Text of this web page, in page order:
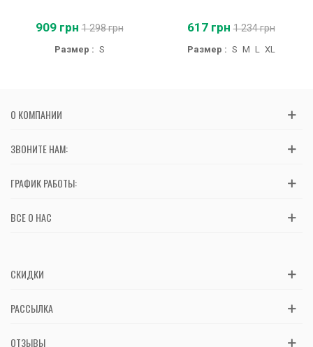
909 грн 1 298 грн
Размер : S
617 грн 1 234 грн
Размер : S M L XL
О КОМПАНИИ
ЗВОНИТЕ НАМ:
ГРАФИК РАБОТЫ:
ВСЕ О НАС
СКИДКИ
РАССЫЛКА
ОТЗЫВЫ